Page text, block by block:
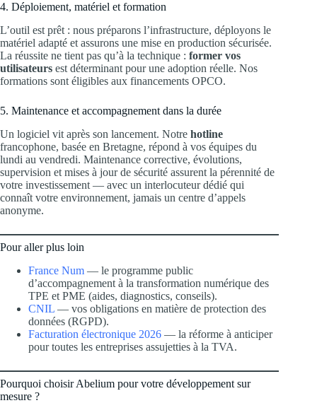
4. Déploiement, matériel et formation
L’outil est prêt : nous préparons l’infrastructure, déployons le
matériel adapté et assurons une mise en production sécurisée.
La réussite ne tient pas qu’à la technique : former vos
utilisateurs est déterminant pour une adoption réelle. Nos
formations sont éligibles aux financements OPCO.
5. Maintenance et accompagnement dans la durée
Un logiciel vit après son lancement. Notre hotline
francophone, basée en Bretagne, répond à vos équipes du
lundi au vendredi. Maintenance corrective, évolutions,
supervision et mises à jour de sécurité assurent la pérennité de
votre investissement — avec un interlocuteur dédié qui
connaît votre environnement, jamais un centre d’appels
anonyme.
Pour aller plus loin
France Num — le programme public
d’accompagnement à la transformation numérique des
TPE et PME (aides, diagnostics, conseils).
CNIL — vos obligations en matière de protection des
données (RGPD).
Facturation électronique 2026 — la réforme à anticiper
pour toutes les entreprises assujetties à la TVA.
Pourquoi choisir Abelium pour votre développement sur
mesure ?